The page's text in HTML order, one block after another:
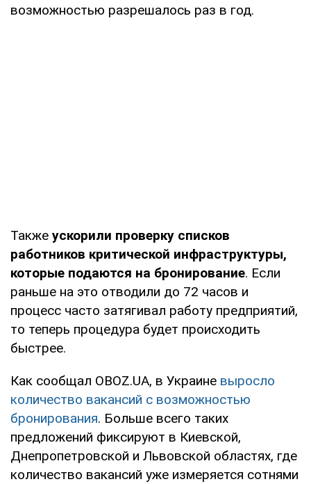
возможностью разрешалось раз в год.
Также ускорили проверку списков
работников критической инфраструктуры,
которые подаются на бронирование. Если
раньше на это отводили до 72 часов и
процесс часто затягивал работу предприятий,
то теперь процедура будет происходить
быстрее.
Как сообщал OBOZ.UA, в Украине выросло
количество вакансий с возможностью
бронирования. Больше всего таких
предложений фиксируют в Киевской,
Днепропетровской и Львовской областях, где
количество вакансий уже измеряется сотнями